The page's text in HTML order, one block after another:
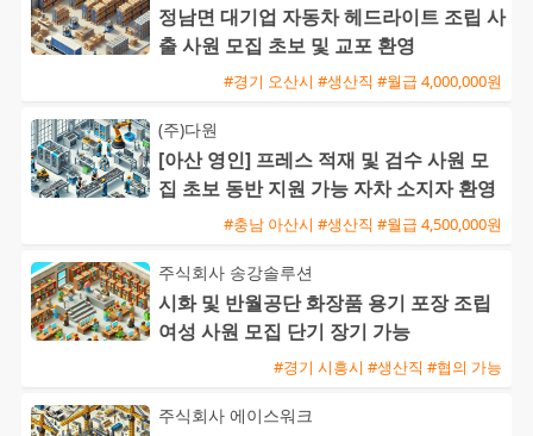
정남면 대기업 자동차 헤드라이트 조립 사
출 사원 모집 초보 및 교포 환영
#경기 오산시 #생산직 #월급 4,000,000원
(주)다원
[아산 영인] 프레스 적재 및 검수 사원 모
집 초보 동반 지원 가능 자차 소지자 환영
#충남 아산시 #생산직 #월급 4,500,000원
주식회사 송강솔루션
시화 및 반월공단 화장품 용기 포장 조립
여성 사원 모집 단기 장기 가능
#경기 시흥시 #생산직 #협의 가능
주식회사 에이스워크